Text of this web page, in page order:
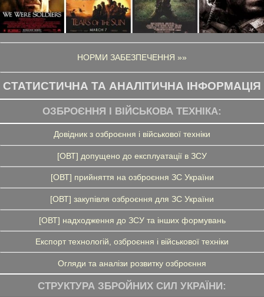
НОРМИ ЗАБЕЗПЕЧЕННЯ »»
СТАТИСТИЧНА ТА АНАЛІТИЧНА ІНФОРМАЦІЯ
ОЗБРОЄННЯ І ВІЙСЬКОВА ТЕХНІКА:
Довідник з озброєння і військової техніки
[ОВТ] допущено до експлуатації в ЗСУ
[ОВТ] прийняття на озброєння ЗС України
[ОВТ] закупівля озброєння для ЗС України
[ОВТ] надходження до ЗСУ та інших формувань
Експорт технологій, озброєння і військової техніки
Огляди та аналізи розвитку озброєння
СТРУКТУРА ЗБРОЙНИХ СИЛ УКРАЇНИ: